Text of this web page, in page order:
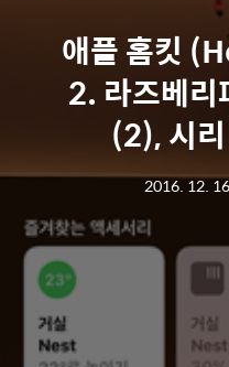
애플 홈킷
2. 라즈베리
(2), 시
2016. 12.